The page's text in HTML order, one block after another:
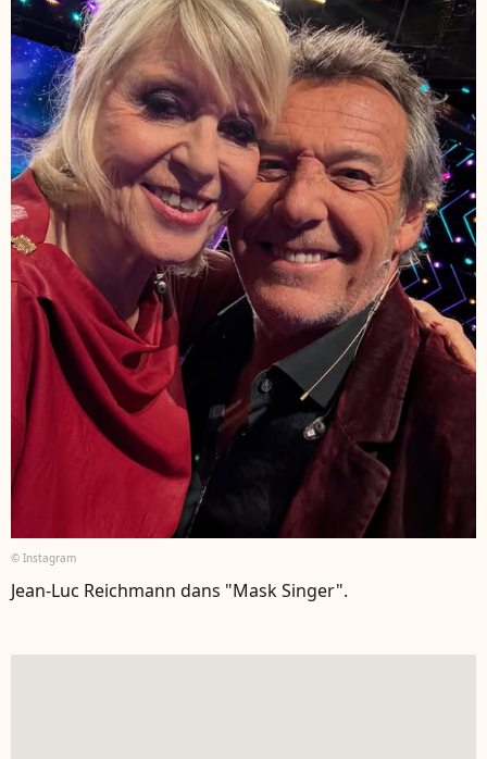
© Instagram
Jean-Luc Reichmann dans "Mask Singer".